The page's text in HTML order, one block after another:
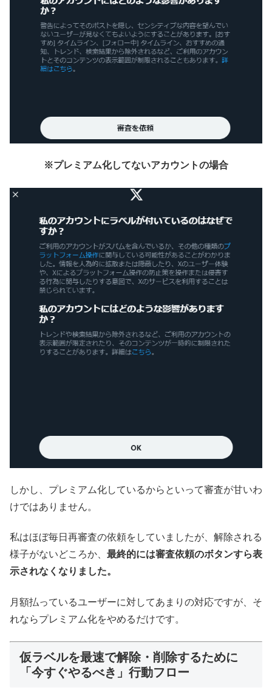
※プレミアム化してないアカウントの場合
しかし、プレミアム化しているからといって審査が甘いわ
けではありません。
私はほぼ毎日再審査の依頼をしていましたが、解除される
様子がないどころか、 最終的には審査依頼のボタンすら表
示されなくなりました。
月額払っているユーザーに対してあまりの対応ですが、そ
れならプレミアム化をやめるだけです。
仮ラベルを最速で解除・削除するために
「今すぐやるべき」行動フロー